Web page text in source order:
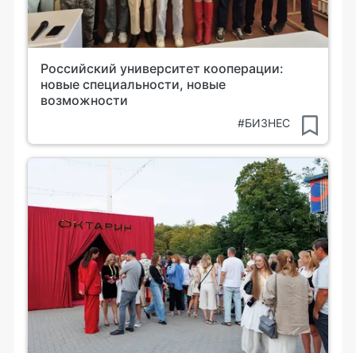
Российский университет кооперации:
новые специальности, новые
возможности
#БИЗНЕС